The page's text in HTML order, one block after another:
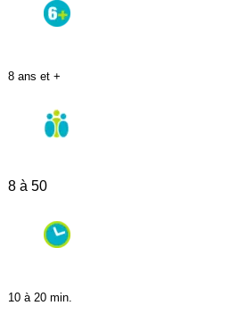
8 ans et +
8 à 50
10 à 20 min.